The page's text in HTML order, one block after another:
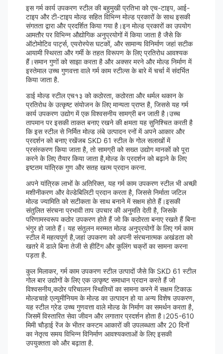
इस गर्म कार्य उपकरण स्टील की बहुमुखी प्रतिभा को एच-टाइप, आई-
टाइप और टी-टाइप मोल्ड सहित विभिन्न मोल्ड प्रकारों के साथ इसकी
संगतता द्वारा और प्रदर्शित किया गया है।इन मोल्ड प्रकारों का उपयोग
आमतौर पर विभिन्न औद्योगिक अनुप्रयोगों में किया जाता है जैसे कि
ऑटोमोटिव पार्ट्स, एयरोस्पेस घटकों, और सामान्य विनिर्माण जहां सटीक
आयामी स्थिरता और गर्मी के तहत विरूपण के लिए प्रतिरोध आवश्यक
हैं।समान गुणों को साझा करता है और अक्सर मरने और मोल्ड निर्माण में
इस्तेमाल उच्च गुणवत्ता वाले गर्म काम स्टील्स के बारे में चर्चा में संदर्भित
किया जाता है.
डाई मोल्ड स्टील एच१३ को कठोरता, कठोरता और थर्मल थकान के
प्रतिरोध के उत्कृष्ट संयोजन के लिए मान्यता प्राप्त है, जिससे यह गर्म
कार्य उपकरण उद्योग में एक विश्वसनीय सामग्री बन जाती है।उच्च
तापमान पर इसकी ताकत बनाए रखने की क्षमता यह सुनिश्चित करती है
कि इस स्टील से निर्मित मोल्ड लंबे उत्पादन रनों में अपने आकार और
प्रदर्शन को बनाए रखेंजब SKD 61 स्टील के गोल सलाखों में
प्रसंस्करण किया जाता है, तो सामग्री को सख्त उद्योग मानकों को पूरा
करने के लिए तैयार किया जाता है,मोल्ड के प्रदर्शन को बढ़ाने के लिए
इष्टतम यांत्रिक गुण और सतह खत्म प्रदान करना.
अपने यांत्रिक लाभों के अतिरिक्त, यह गर्म काम उपकरण स्टील भी अच्छी
मशीनीकरण और वेल्डेबिलिटी प्रदान करता है, जिससे निर्माता जटिल
मोल्ड ज्यामिति को सटीकता के साथ बनाने में सक्षम होते हैं।इसकी
संतुलित संरचना प्रभावी ताप उपचार की अनुमति देती है, जिसके
परिणामस्वरूप कठोर उपकरण होते हैं जो कि कठोरता बनाए रखते हैं बिना
भंगुर हो जाते हैं। यह संतुलन मरम्मत मोल्ड अनुप्रयोगों के लिए गर्म काम
स्टील में महत्वपूर्ण है,जहां उपकरण को अपनी संरचनात्मक अखंडता को
खतरे में डाले बिना तेजी से हीटिंग और कूलिंग चक्रों का सामना करना
पड़ता है.
कुल मिलाकर, गर्म काम उपकरण स्टील उत्पादों जैसे कि SKD 61 स्टील
गोल बार उद्योगों के लिए एक उत्कृष्ट समाधान प्रदान करते हैं जो
विश्वसनीय,कठोर परिचालन स्थितियों का सामना करने में सक्षम टिकाऊ
मोल्डचाहे एल्यूमीनियम के मोल्ड का उत्पादन हो या अन्य विशेष उपकरण,
यह स्टील ग्रेड उच्च गुणवत्ता वाले मोल्ड के निर्माण का समर्थन करता है,
जिसमें विस्तारित सेवा जीवन और लगातार प्रदर्शन होता है।205-610
मिमी चौड़ाई रेंज के भीतर कस्टम आकारों की उपलब्धता और 20 दिनों
का नेतृत्व समय विभिन्न विनिर्माण आवश्यकताओं के लिए इसकी
उपयुक्तता को और बढ़ाता है.